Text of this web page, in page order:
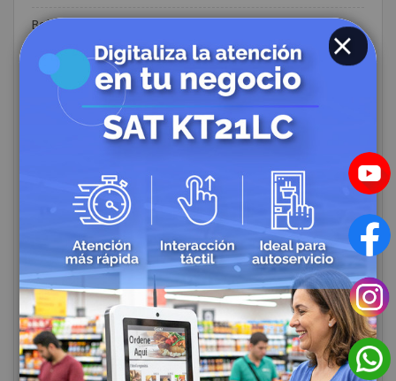
Balanzas
Soluciones Completas POS
Impresora de Etiquetas
Impresoras de Carnets
Flexográfia
Consumibles
Ribbons
Consumibles para Carnetización
Kioscos
Impresoras Móviles
CLOSE